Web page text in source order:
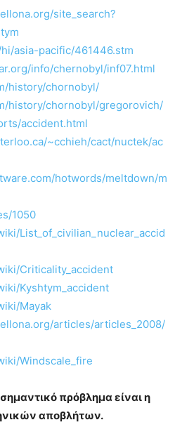
site_search?
asia-pacific/461446.stm
info/chernobyl/inf07.html
history/chornobyl/
history/chornobyl/gregorovich/
accident.html
~cchieh/cact/nuctek/ac
hotwords/meltdown/m
1050
List_of_civilian_nuclear_accid
Criticality_accident
Kyshtym_accident
Mayak
articles/articles_2008/
Windscale_fire
πρόβλημα είναι η
αποβλήτων.